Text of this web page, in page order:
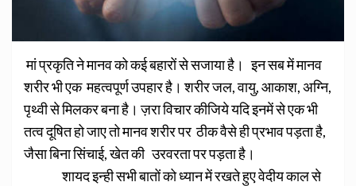
मां प्रकृति ने मानव को कई बहारों से सजाया है। इन सब में मानव
शरीर भी एक महत्वपूर्ण उपहार है। शरीर जल, वायु, आकाश, अग्नि,
पृथ्वी से मिलकर बना है। ज़रा विचार कीजिये यदि इनमें से एक भी
तत्व दूषित हो जाए तो मानव शरीर पर ठीक वैसे ही प्रभाव पड़ता है,
जैसा बिना सिंचाई, खेत की उरवरता पर पड़ता है।
शायद इन्ही सभी बातों को ध्यान में रखते हुए वेदीय काल से